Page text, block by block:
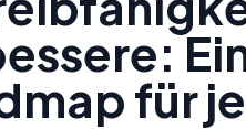
für